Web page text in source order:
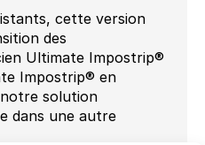
cette version
des
Ultimate Impostrip®
Impostrip® en
solution
dans une autre